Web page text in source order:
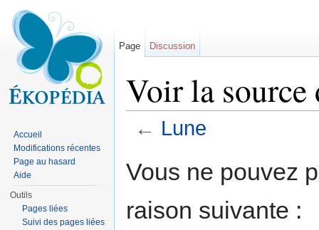
Voir la source
← Lune
Vous ne pouvez
raison suivante :
Page Discussion
Accueil
Modifications récentes
Page au hasard
Aide
Outils
Pages liées
Suivi des pages liées